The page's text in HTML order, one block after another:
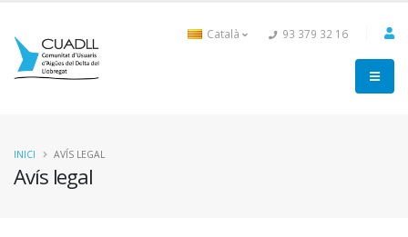
Català 93 379 32 16
Avís legal
INICI AVÍS LEGAL